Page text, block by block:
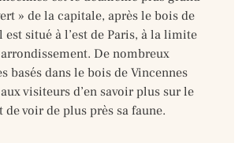
» de la capitale, après le bois de
situé à l’est de Paris, à la limite
De nombreux
basés dans le bois de Vincennes
visiteurs d’en savoir plus sur le
de voir de plus près sa faune.